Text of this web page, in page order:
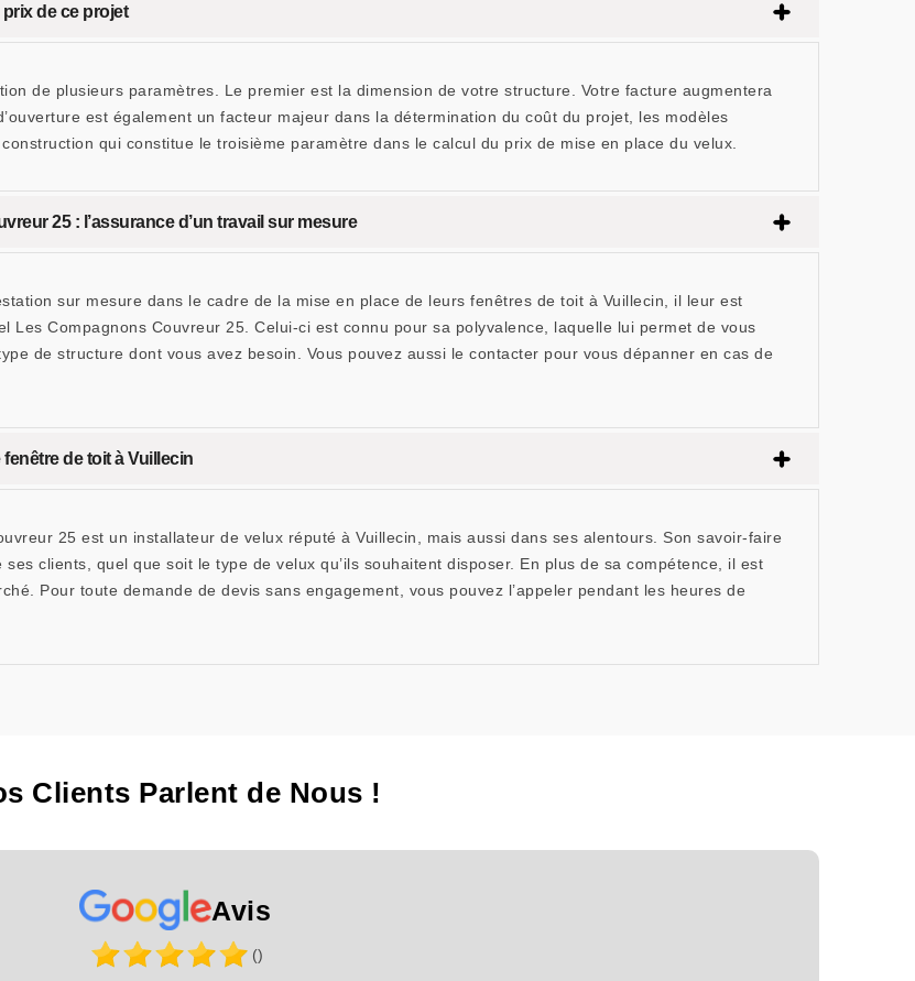
de ce projet
de plusieurs paramètres. Le premier est la dimension de votre structure. Votre facture augmentera
est également un facteur majeur dans la détermination du coût du projet, les modèles
qui constitue le troisième paramètre dans le calcul du prix de mise en place du velux.
25 : l’assurance d’un travail sur mesure
sur mesure dans le cadre de la mise en place de leurs fenêtres de toit à Vuillecin, il leur est
Les Compagnons Couvreur 25. Celui-ci est connu pour sa polyvalence, laquelle lui permet de vous
de structure dont vous avez besoin. Vous pouvez aussi le contacter pour vous dépanner en cas de
de toit à Vuillecin
25 est un installateur de velux réputé à Vuillecin, mais aussi dans ses alentours. Son savoir-faire
clients, quel que soit le type de velux qu’ils souhaitent disposer. En plus de sa compétence, il est
Pour toute demande de devis sans engagement, vous pouvez l’appeler pendant les heures de
Clients Parlent de Nous !
Avis
()